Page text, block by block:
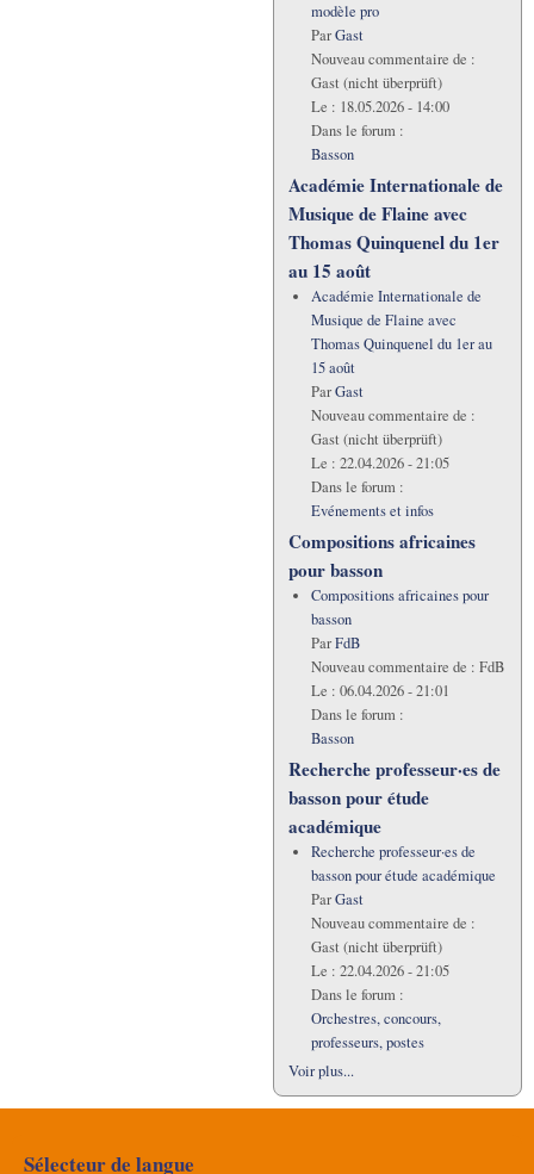
modèle pro
ParGast
Nouveau commentaire de :
Gast (nicht überprüft)
Le : 18.05.2026 - 14:00
Dans le forum :
Basson
Académie Internationale de
Musique de Flaine avec
Thomas Quinquenel du 1er
au 15 août
Académie Internationale de
Musique de Flaine avec
Thomas Quinquenel du 1er au
15 août
ParGast
Nouveau commentaire de :
Gast (nicht überprüft)
Le : 22.04.2026 - 21:05
Dans le forum :
Evénements et infos
Compositions africaines
pour basson
Compositions africaines pour
basson
ParFdB
Nouveau commentaire de : FdB
Le : 06.04.2026 - 21:01
Dans le forum :
Basson
Recherche professeur·es de
basson pour étude
académique
Recherche professeur·es de
basson pour étude académique
ParGast
Nouveau commentaire de :
Gast (nicht überprüft)
Le : 22.04.2026 - 21:05
Dans le forum :
Orchestres, concours,
professeurs, postes
Voir plus...
Sélecteur de langue